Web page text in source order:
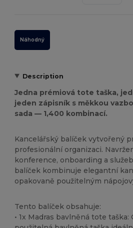
Náhodný
Description
Jedna prémiová tote taška,
jeden zápisník s měkkou
sada — 1,400 kombinací.
Kancelářský balíček vytvořený
profesionální organizaci.
konference, onboarding a
balíček kombinuje elegantní
opakovaně použitelným
Tento balíček obsahuje:
• 1x Madras bavlněná tote taška: